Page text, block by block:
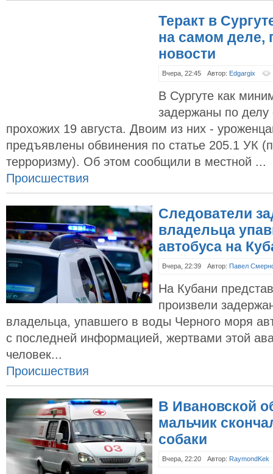
Теракт в
на самом деле,
новости
Вчера, 22:45 Автор: Edgargix
В Сургуте как
задержаны по делу
прохожих 19 августа. Двоим из них -
предъявлены обвинения по статье 205.1 УК
терроризму). Об этом сообщили в местной ...
Происшествия
Следователи
владельца
автобуса на
Вчера, 22:39 Автор: Павел
На Кубани
произвели
владельца, упавшего в воды Черного моря
с последней информацией, жертвами этой
человек...
Происшествия
В Ивановской
мальчик
собаки
Вчера, 22:20 Автор: RaymondKek